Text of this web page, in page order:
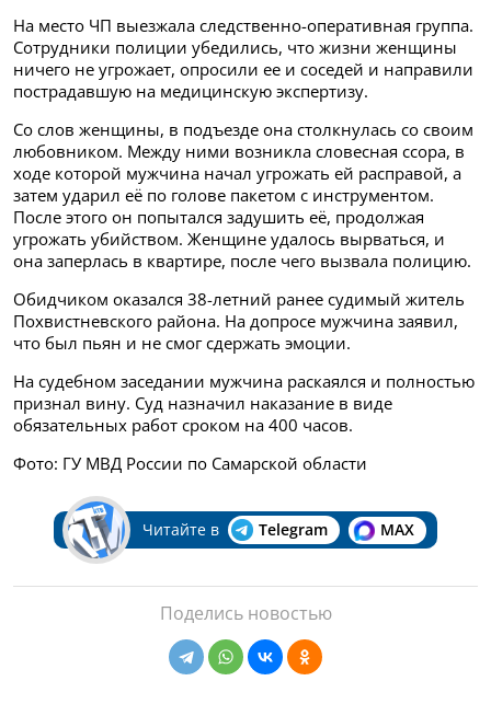
На место ЧП выезжала следственно-оперативная группа.
Сотрудники полиции убедились, что жизни женщины
ничего не угрожает, опросили ее и соседей и направили
пострадавшую на медицинскую экспертизу.
Со слов женщины, в подъезде она столкнулась со своим
любовником. Между ними возникла словесная ссора, в
ходе которой мужчина начал угрожать ей расправой, а
затем ударил её по голове пакетом с инструментом.
После этого он попытался задушить её, продолжая
угрожать убийством. Женщине удалось вырваться, и
она заперлась в квартире, после чего вызвала полицию.
Обидчиком оказался 38-летний ранее судимый житель
Похвистневского района. На допросе мужчина заявил,
что был пьян и не смог сдержать эмоции.
На судебном заседании мужчина раскаялся и полностью
признал вину. Суд назначил наказание в виде
обязательных работ сроком на 400 часов.
Фото: ГУ МВД России по Самарской области
Читайте в Telegram MAX
Поделись новостью